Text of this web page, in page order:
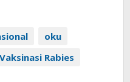
oku
Vaksinasi Rabies